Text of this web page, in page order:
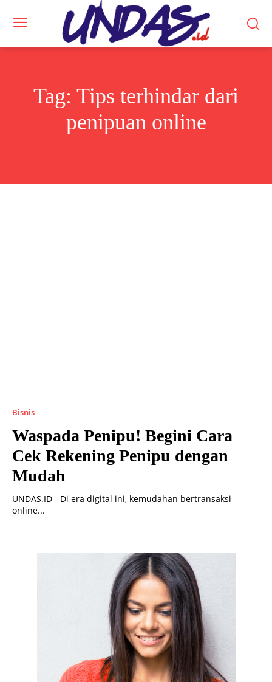
Tag: Tips terhindar dari
penipuan online
Bisnis
Waspada Penipu! Begini Cara
Cek Rekening Penipu dengan
Mudah
UNDAS.ID - Di era digital ini, kemudahan bertransaksi
online...